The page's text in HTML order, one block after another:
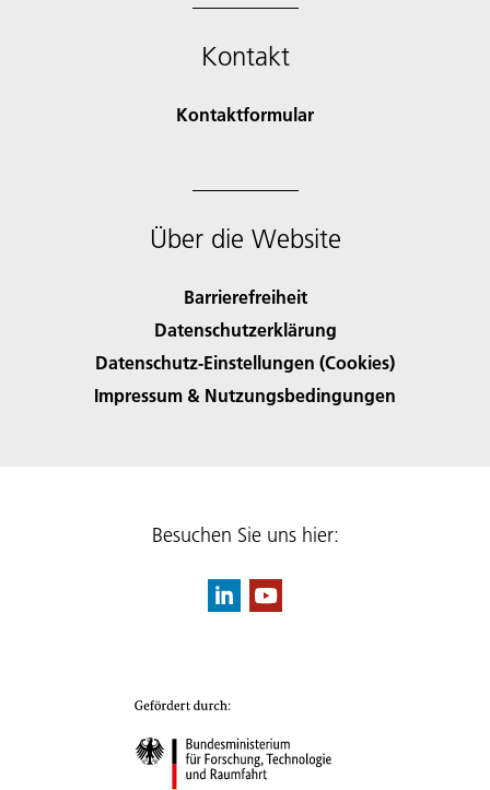
Kontakt
Kontaktformular
Über die Website
Barrierefreiheit
Datenschutzerklärung
Datenschutz-Einstellungen (Cookies)
Impressum & Nutzungsbedingungen
Besuchen Sie uns hier: